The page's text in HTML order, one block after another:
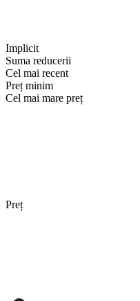
Implicit
Suma reducerii
Cel mai recent
Preț minim
Cel mai mare preț
Preț